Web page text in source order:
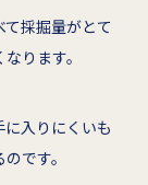
採掘量がとて
ります。
入りにくいも
です。